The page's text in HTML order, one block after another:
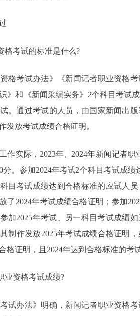
格考试的标准是什么?
格考试办法》《新闻记者职业资格
》和《新闻采编实务》2个科目考试
。通过考试的人员，由国家新闻出
发放考试成绩合格证明。
作实际，2023年、2024年新闻记者
分。参加2024年考试2个科目考试成
目考试成绩达到合格标准的应试人
了2024年考试成绩合格证明；参加
加2025年考试、另一科目考试成绩
制作发放2025年考试成绩合格证明
格证明，且2024年达到合格标准的考
业资格考试成绩?
考试办法》明确，新闻记者职业资格